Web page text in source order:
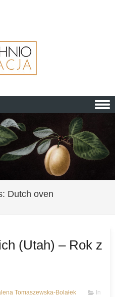
Dutch oven
(Utah) – Rok z
Tomaszewska-Bolałek
In